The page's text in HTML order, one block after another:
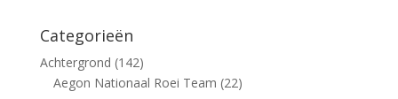
Categorieën
Achtergrond (142)
Aegon Nationaal Roei Team (22)